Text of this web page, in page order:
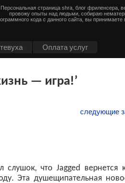
Оплата услуг
Персональная страница shra, блог фриленсера,
провожу опыты над людьми, собираю
кода с данного сайта, вы
— игра!’
следующие
слушок, что Jagged вернется
Эта душещипательная